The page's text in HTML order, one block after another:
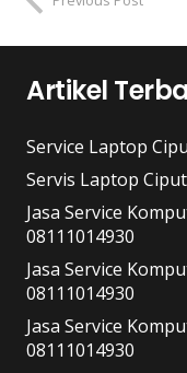
Artikel
Service Laptop
Servis Laptop
Jasa Service
08111014930
Jasa Service
08111014930
Jasa Service
08111014930